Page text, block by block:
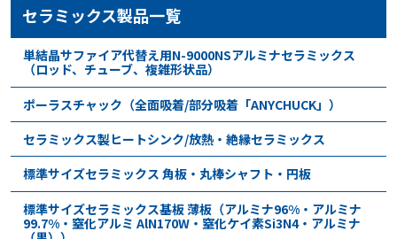
セラミックス製品一覧
単結晶サファイア代替え用N-9000NSアルミナセラミックス
（ロッド、チューブ、複雑形状品）
ポーラスチャック（全面吸着/部分吸着「ANYCHUCK」）
セラミックス製ヒートシンク/放熱・絶縁セラミックス
標準サイズセラミックス 角板・丸棒シャフト・円板
標準サイズセラミックス基板 薄板（アルミナ96%・アルミナ
99.7%・窒化アルミ AlN170W・窒化ケイ素Si3N4・アルミナ